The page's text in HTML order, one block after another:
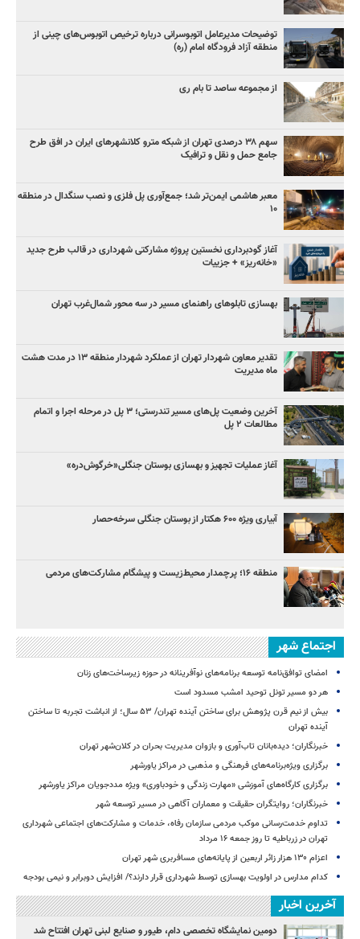
توضیحات مدیرعامل اتوبوسرانی درباره ترخیص اتوبوس‌های چینی از
منطقه آزاد فرودگاه امام (ره)
از مجموعه ساصد تا بام ری
سهم ۳۸ درصدی تهران از شبکه مترو کلانشهرهای ایران در افق طرح
جامع حمل و نقل و ترافیک
معبر هاشمی ایمن‌تر شد؛ جمع‌آوری پل فلزی و نصب سنگدال در منطقه
۱۰
آغاز گودبرداری نخستین پروژه مشارکتی شهرداری در قالب طرح جدید
«خانه‌ریز» + جزییات
بهسازی تابلوهای راهنمای مسیر در سه محور شمال‌غرب تهران
تقدیر معاون شهردار تهران از عملکرد شهردار منطقه ۱۳ در مدت هشت
ماه مدیریت
آخرین وضعیت پل‌های مسیر تندرستی؛ ۳ پل در مرحله اجرا و اتمام
مطالعات ۲ پل
آغاز عملیات تجهیز و بهسازی بوستان جنگلی«خرگوش‌دره»
آبیاری ویژه ۶۰۰ هکتار از بوستان جنگلی سرخه‌حصار
منطقه ۱۶؛ پرچمدار محیط‌زیست و پیشگام مشارکت‌های مردمی
اجتماع شهر
امضای توافق‌نامه توسعه برنامه‌های نوآفرینانه در حوزه زیرساخت‏‌های زنان
هر دو مسیر تونل توحید امشب مسدود است
بیش از نیم قرن پژوهش برای ساختن آینده تهران/ ۵۳ سال؛ از انباشت تجربه تا ساختن
آینده تهران
خبرنگاران؛ دیده‌بانان تاب‌آوری و بازوان مدیریت بحران در کلان‌شهر تهران
برگزاری ویژه‌برنامه‌های فرهنگی و مذهبی در مراکز یاورشهر
برگزاری کارگاه‌های آموزشی «مهارت زندگی و خودباوری» ویژه مددجویان مراکز یاورشهر
خبرنگاران؛ روایتگران حقیقت و معماران آگاهی در مسیر توسعه شهر
تداوم خدمت‌رسانی موکب مردمی سازمان رفاه، خدمات و مشارکت‌های اجتماعی شهرداری
تهران در زرباطیه تا روز جمعه ۱۶ مرداد
اعزام ۱۳۰ هزار زائر اربعین از پایانه‌های مسافربری شهر تهران
کدام مدارس در اولویت بهسازی توسط شهرداری قرار دارند؟/ افزایش دوبرابر و نیمی بودجه
آخرین اخبار
دومین نمایشگاه تخصصی دام، طیور و صنایع لبنی تهران افتتاح شد